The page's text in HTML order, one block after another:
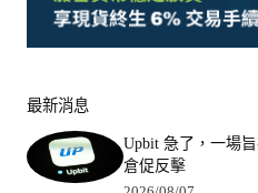
最新消息
Upbit 急了，一場
倉促反擊